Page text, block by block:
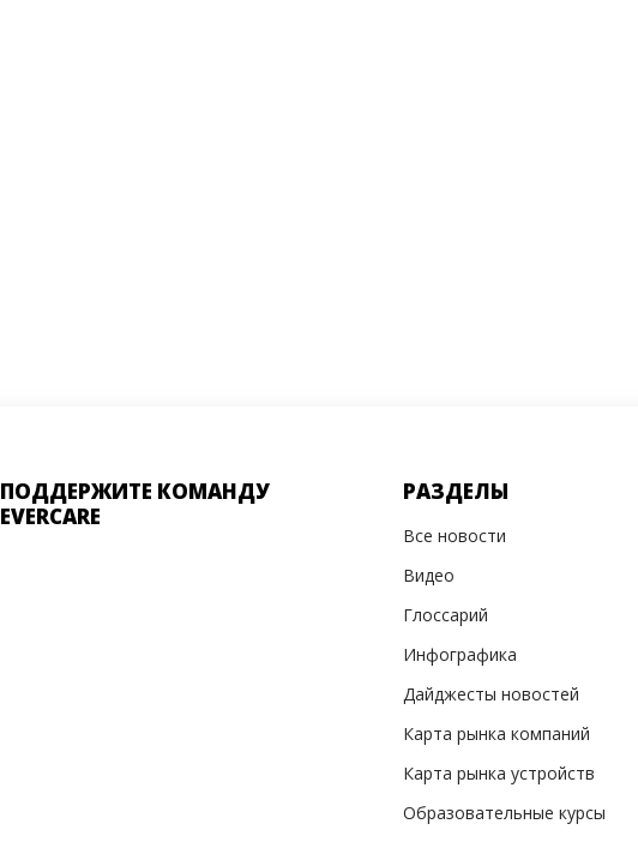
ПОДДЕРЖИТЕ КОМАНДУ
EVERCARE
РАЗДЕЛЫ
Все новости
Видео
Глоссарий
Инфографика
Дайджесты новостей
Карта рынка компаний
Карта рынка устройств
Образовательные курсы